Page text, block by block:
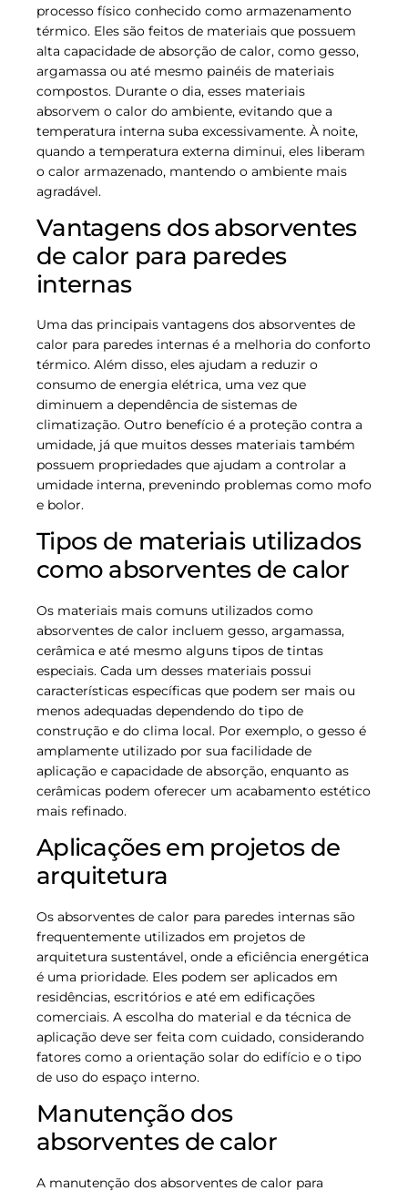
processo físico conhecido como armazenamento
térmico. Eles são feitos de materiais que possuem
alta capacidade de absorção de calor, como gesso,
argamassa ou até mesmo painéis de materiais
compostos. Durante o dia, esses materiais
absorvem o calor do ambiente, evitando que a
temperatura interna suba excessivamente. À noite,
quando a temperatura externa diminui, eles liberam
o calor armazenado, mantendo o ambiente mais
agradável.
Vantagens dos absorventes
de calor para paredes
internas
Uma das principais vantagens dos absorventes de
calor para paredes internas é a melhoria do conforto
térmico. Além disso, eles ajudam a reduzir o
consumo de energia elétrica, uma vez que
diminuem a dependência de sistemas de
climatização. Outro benefício é a proteção contra a
umidade, já que muitos desses materiais também
possuem propriedades que ajudam a controlar a
umidade interna, prevenindo problemas como mofo
e bolor.
Tipos de materiais utilizados
como absorventes de calor
Os materiais mais comuns utilizados como
absorventes de calor incluem gesso, argamassa,
cerâmica e até mesmo alguns tipos de tintas
especiais. Cada um desses materiais possui
características específicas que podem ser mais ou
menos adequadas dependendo do tipo de
construção e do clima local. Por exemplo, o gesso é
amplamente utilizado por sua facilidade de
aplicação e capacidade de absorção, enquanto as
cerâmicas podem oferecer um acabamento estético
mais refinado.
Aplicações em projetos de
arquitetura
Os absorventes de calor para paredes internas são
frequentemente utilizados em projetos de
arquitetura sustentável, onde a eficiência energética
é uma prioridade. Eles podem ser aplicados em
residências, escritórios e até em edificações
comerciais. A escolha do material e da técnica de
aplicação deve ser feita com cuidado, considerando
fatores como a orientação solar do edifício e o tipo
de uso do espaço interno.
Manutenção dos
absorventes de calor
A manutenção dos absorventes de calor para